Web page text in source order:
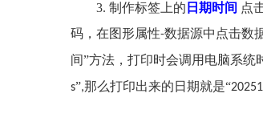
3. 制作标签上的 日期时间 点
码，在图形属性-数据源中点击数
间”方法，打印时会调用电脑系
s”,那么打印出来的日期就是“